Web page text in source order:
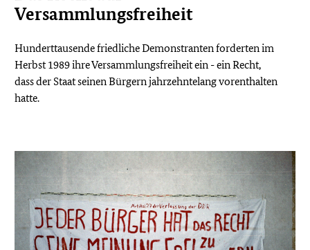
Versammlungsfreiheit
Hunderttausende friedliche Demonstranten forderten im
Herbst 1989 ihre Versammlungsfreiheit ein - ein Recht,
dass der Staat seinen Bürgern jahrzehntelang vorenthalten
hatte.